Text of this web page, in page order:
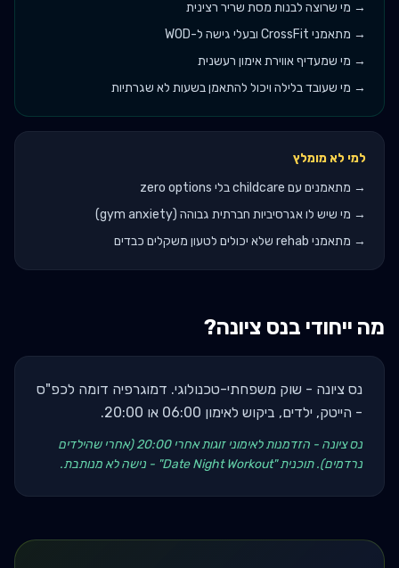
→ מי שרוצה לבנות מסת שריר רצינית
→ מתאמני CrossFit ובעלי גישה ל-WOD
→ מי שמעדיף אווירת אימון רעשנית
→ מי שעובד בלילה ויכול להתאמן בשעות לא שגרתיות
למי לא מומלץ
→ מתאמנים עם childcare בלי zero options
→ מי שיש לו אגרסיביות חברתית גבוהה (gym anxiety)
→ מתאמני rehab שלא יכולים לטעון משקלים כבדים
מה ייחודי בנס ציונה?
נס ציונה - שוק משפחתי-טכנולוגי. דמוגרפיה דומה לכפ"ס
- הייטק, ילדים, ביקוש לאימון 06:00 או 20:00.
נס ציונה - הזדמנות לאימוני זוגות אחרי 20:00 (אחרי שהילדים
נרדמים). תוכנית "Date Night Workout" - נישה לא מנותבת.